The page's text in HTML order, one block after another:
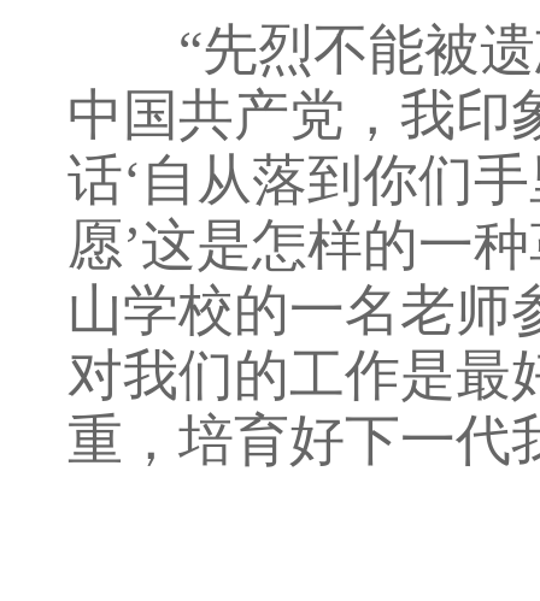
“先烈不能被遗
中国共产党，我印
话‘自从落到你们
愿’这是怎样的一
山学校的一名老师
对我们的工作是最
重，培育好下一代